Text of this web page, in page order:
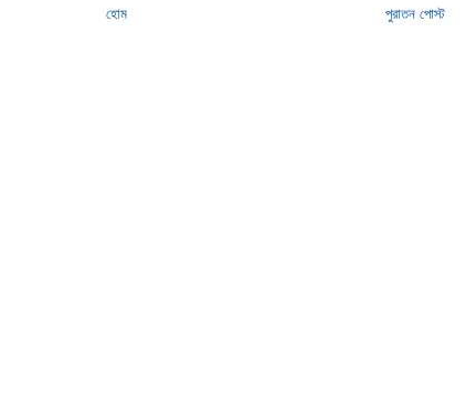
পুরাতন পোস্ট
হোম